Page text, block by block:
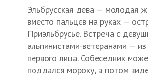
Эльбрусская дева — молодая
вместо пальцев на руках —
Приэльбрусье. Встреча с
альпинистами-ветеранами —
первого лица. Собеседник
поддался мороку, а потом